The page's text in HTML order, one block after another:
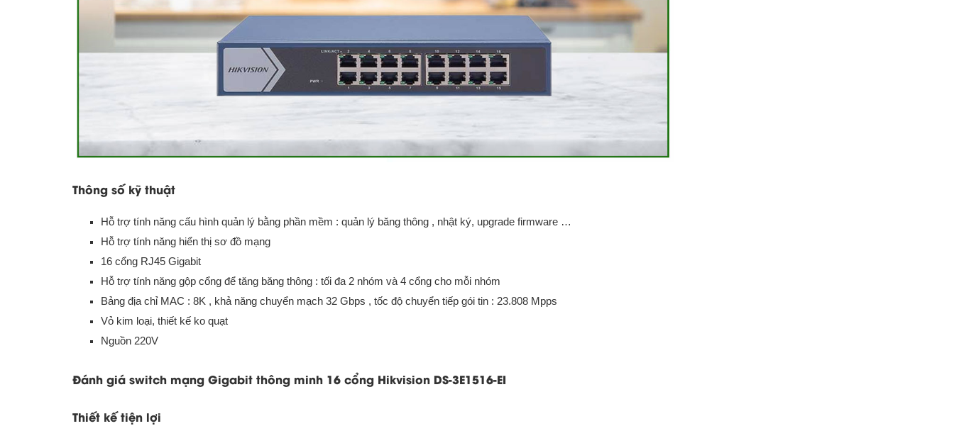
Thông số kỹ thuật
Hỗ trợ tính năng cấu hình quản lý bằng phần mềm : quản lý băng thông , nhật ký, upgrade firmware …
Hỗ trợ tính năng hiển thị sơ đồ mạng
16 cổng RJ45 Gigabit
Hỗ trợ tính năng gộp cổng để tăng băng thông : tối đa 2 nhóm và 4 cổng cho mỗi nhóm
Bảng địa chỉ MAC : 8K , khả năng chuyển mạch 32 Gbps , tốc độ chuyển tiếp gói tin : 23.808 Mpps
Vỏ kim loại, thiết kế ko quạt
Nguồn 220V
Đánh giá switch mạng Gigabit thông minh 16 cổng Hikvision DS-3E1516-EI
Thiết kế tiện lợi